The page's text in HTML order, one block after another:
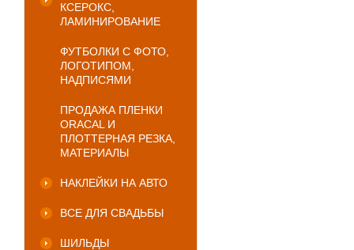
КСЕРОКС,
ЛАМИНИРОВАНИЕ
ФУТБОЛКИ С ФОТО,
ЛОГОТИПОМ,
НАДПИСЯМИ
ПРОДАЖА ПЛЕНКИ
ORACAL И
ПЛОТТЕРНАЯ РЕЗКА,
МАТЕРИАЛЫ
НАКЛЕЙКИ НА АВТО
ВСЕ ДЛЯ СВАДЬБЫ
ШИЛЬДЫ